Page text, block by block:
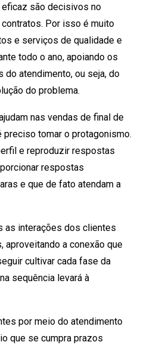
são decisivos no
Por isso é muito
e serviços de qualidade e
todo o ano, apoiando os
atendimento, ou seja, do
do problema.
nas vendas de final de
preciso tomar o protagonismo.
e reproduzir respostas
respostas
e que de fato atendam a
as interações dos clientes
aproveitando a conexão que
cultivar cada fase da
sequência levará à
por meio do atendimento
que se cumpra prazos